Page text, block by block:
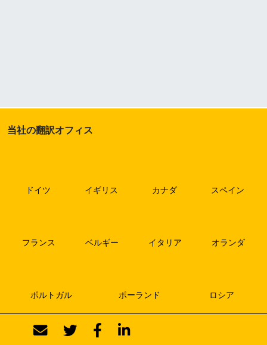
当社の翻訳オフィス
ドイツ イギリス カナダ スペイン
フランス ベルギー イタリア オランダ
ポルトガル ポーランド ロシア